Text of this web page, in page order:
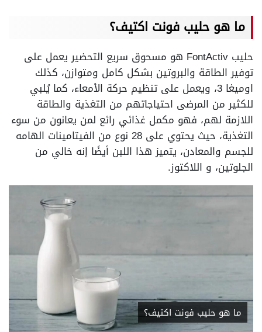
ما هو حليب فونت اكتيف؟
حليب FontActiv هو مسحوق سريع التحضير يعمل على
توفير الطاقة والبروتين بشكل كامل ومتوازن، كذلك
اوميغا 3، ويعمل على تنظيم حركة الأمعاء،
كما يُلبي
للكثير من المرضى احتياجاتهم من التغذية والطاقة
اللازمة لهم، فهو مكمل غذائي رائع لمن يعانون من سوء
التغذية،
حيث يحتوي على 28 نوع من الفيتامينات الهامه
للجسم والمعادن، يتميز هذا اللبن أيضًا إنه خالي من
الجلوتين، و اللاكتوز.
ما هو حليب فونت اكتيف؟